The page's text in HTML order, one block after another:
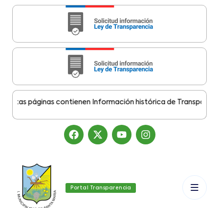
páginas contienen Información histórica de Transparencia
Portal Transparencia